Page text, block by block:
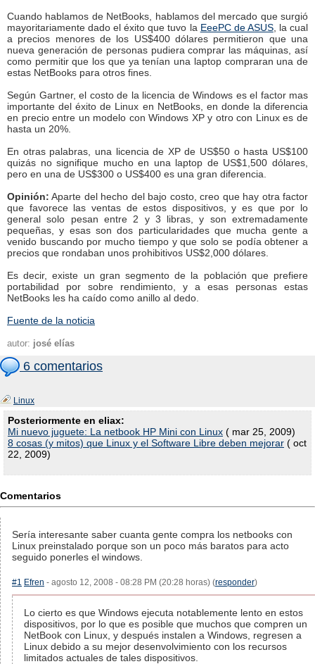
Cuando hablamos de NetBooks, hablamos del mercado que surgió
mayoritariamente dado el éxito que tuvo la EeePC de ASUS, la cual
a precios menores de los US$400 dólares permitieron que una
nueva generación de personas pudiera comprar las máquinas, así
como permitir que los que ya tenían una laptop compraran una de
estas NetBooks para otros fines.
Según Gartner, el costo de la licencia de Windows es el factor mas
importante del éxito de Linux en NetBooks, en donde la diferencia
en precio entre un modelo con Windows XP y otro con Linux es de
hasta un 20%.
En otras palabras, una licencia de XP de US$50 o hasta US$100
quizás no signifique mucho en una laptop de US$1,500 dólares,
pero en una de US$300 o US$400 es una gran diferencia.
Opinión: Aparte del hecho del bajo costo, creo que hay otra factor
que favorece las ventas de estos dispositivos, y es que por lo
general solo pesan entre 2 y 3 libras, y son extremadamente
pequeñas, y esas son dos particularidades que mucha gente a
venido buscando por mucho tiempo y que solo se podía obtener a
precios que rondaban unos prohibitivos US$2,000 dólares.
Es decir, existe un gran segmento de la población que prefiere
portabilidad por sobre rendimiento, y a esas personas estas
NetBooks les ha caído como anillo al dedo.
Fuente de la noticia
autor: josé elías
6 comentarios
Linux
Posteriormente en eliax:
Mi nuevo juguete: La netbook HP Mini con Linux ( mar 25, 2009)
8 cosas (y mitos) que Linux y el Software Libre deben mejorar ( oct
22, 2009)
Comentarios
Sería interesante saber cuanta gente compra los netbooks con
Linux preinstalado porque son un poco más baratos para acto
seguido ponerles el windows.
#1 Efren - agosto 12, 2008 - 08:28 PM (20:28 horas) (responder)
Lo cierto es que Windows ejecuta notablemente lento en estos
dispositivos, por lo que es posible que muchos que compren un
NetBook con Linux, y después instalen a Windows, regresen a
Linux debido a su mejor desenvolvimiento con los recursos
limitados actuales de tales dispositivos.